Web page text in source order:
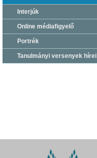
Interjúk
Online médiafigyelő
Portrék
Tanulmányi versenyek hírei